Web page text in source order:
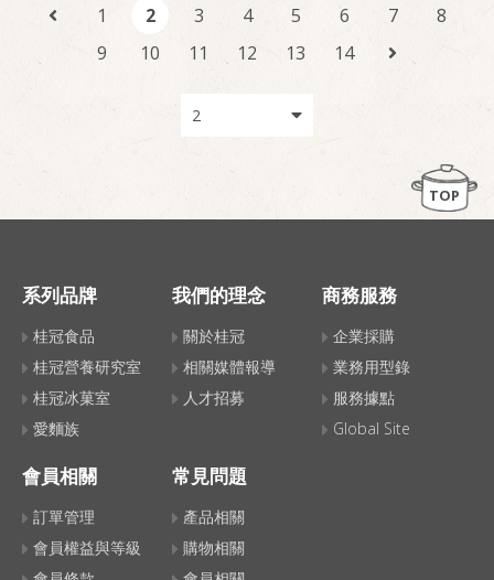
1 2 3 4 5 6 7
8
9
10 11 12 13 14
TOP
系列品牌
桂冠食品
桂冠營養研究室
桂冠冰菓室
愛麵族
我們的理念
關於桂冠
相關媒體報導
人才招募
商務服務
企業採購
業務用型錄
服務據點
Global Site
會員相關
訂單管理
會員權益與等級
常見問題
產品相關
購物相關